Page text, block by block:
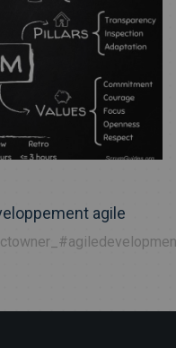
agile